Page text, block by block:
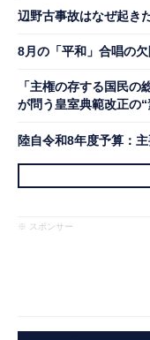
辺野古事故はなぜ起き
8月の「平和」合唱の
「主権の存する国民
が問う皇室典範改正の
陸自令和8年度予算：
※ スポンサー